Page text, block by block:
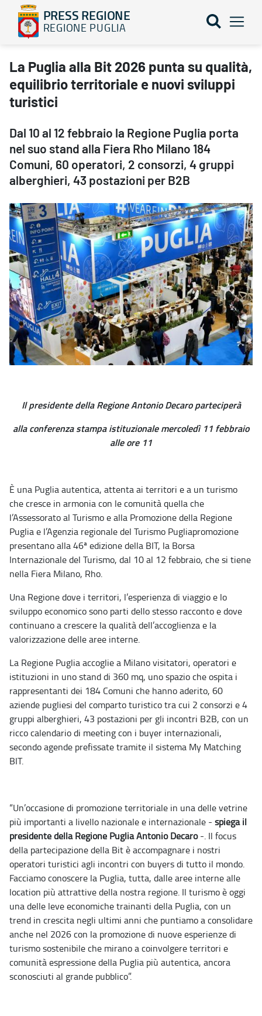
PRESS REGIONE
REGIONE PUGLIA
La Puglia alla Bit 2026 punta su qualità, equilibrio territoriale e
La Puglia alla Bit 2026 punta su qualità,
equilibrio territoriale e nuovi sviluppi
turistici
Dal 10 al 12 febbraio la Regione Puglia porta
nel suo stand alla Fiera Rho Milano 184
Comuni, 60 operatori, 2 consorzi, 4 gruppi
alberghieri, 43 postazioni per B2B
Il presidente della Regione Antonio Decaro parteciperà
alla conferenza stampa istituzionale mercoledì 11 febbraio
alle ore 11
È una Puglia autentica, attenta ai territori e a un turismo
che cresce in armonia con le comunità quella che
l’Assessorato al Turismo e alla Promozione della Regione
Puglia e l’Agenzia regionale del Turismo Pugliapromozione
presentano alla 46ª edizione della BIT, la Borsa
Internazionale del Turismo, dal 10 al 12 febbraio, che si tiene
nella Fiera Milano, Rho.
Una Regione dove i territori, l’esperienza di viaggio e lo
sviluppo economico sono parti dello stesso racconto e dove
continuano a crescere la qualità dell’accoglienza e la
valorizzazione delle aree interne.
La Regione Puglia accoglie a Milano visitatori, operatori e
istituzioni in uno stand di 360 mq, uno spazio che ospita i
rappresentanti dei 184 Comuni che hanno aderito, 60
aziende pugliesi del comparto turistico tra cui 2 consorzi e 4
gruppi alberghieri, 43 postazioni per gli incontri B2B, con un
ricco calendario di meeting con i buyer internazionali,
secondo agende prefissate tramite il sistema My Matching
BIT.
“Un’occasione di promozione territoriale in una delle vetrine
più importanti a livello nazionale e internazionale - spiega il
presidente della Regione Puglia Antonio Decaro-. Il focus
della partecipazione della Bit è accompagnare i nostri
operatori turistici agli incontri con buyers di tutto il mondo.
Facciamo conoscere la Puglia, tutta, dalle aree interne alle
location più attrattive della nostra regione. Il turismo è oggi
una delle leve economiche trainanti della Puglia, con un
trend in crescita negli ultimi anni che puntiamo a consolidare
anche nel 2026 con la promozione di nuove esperienze di
turismo sostenibile che mirano a coinvolgere territori e
comunità espressione della Puglia più autentica, ancora
sconosciuti al grande pubblico”.